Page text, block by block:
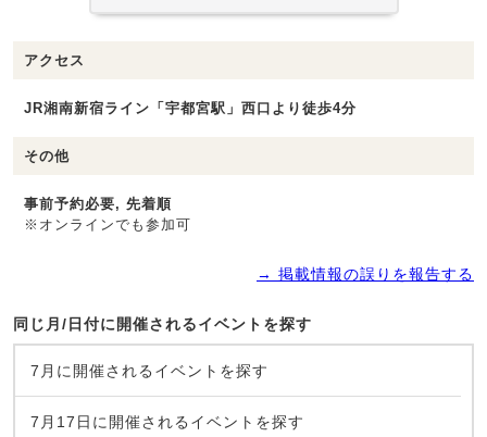
アクセス
JR湘南新宿ライン「宇都宮駅」西口より徒歩4分
その他
事前予約必要, 先着順
※オンラインでも参加可
→ 掲載情報の誤りを報告する
同じ月/日付に開催されるイベントを探す
7月に開催されるイベントを探す
7月17日に開催されるイベントを探す